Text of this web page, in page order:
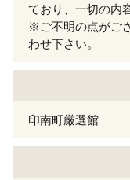
ており、一切の内
※ご不明の点がご
わせ下さい。
印南町厳選館